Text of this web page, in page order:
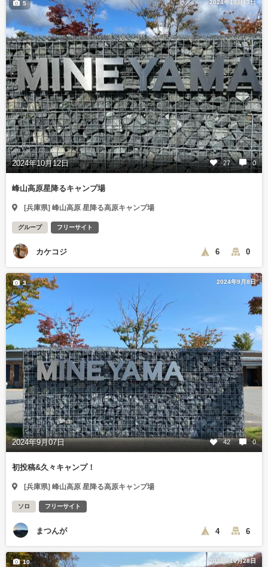
2024年10月13日
2024年10月12日 27 0
5
峰山高原星降るキャンプ場
[兵庫県] 峰山高原 星降る高原キャンプ場
グループ フリーサイト
カケコジ 6 0
2024年9月8日
2024年9月07日 42 0
3
初投稿&久々キャンプ！
[兵庫県] 峰山高原 星降る高原キャンプ場
ソロ フリーサイト
まつんが 4 6
2022年10月28日
10